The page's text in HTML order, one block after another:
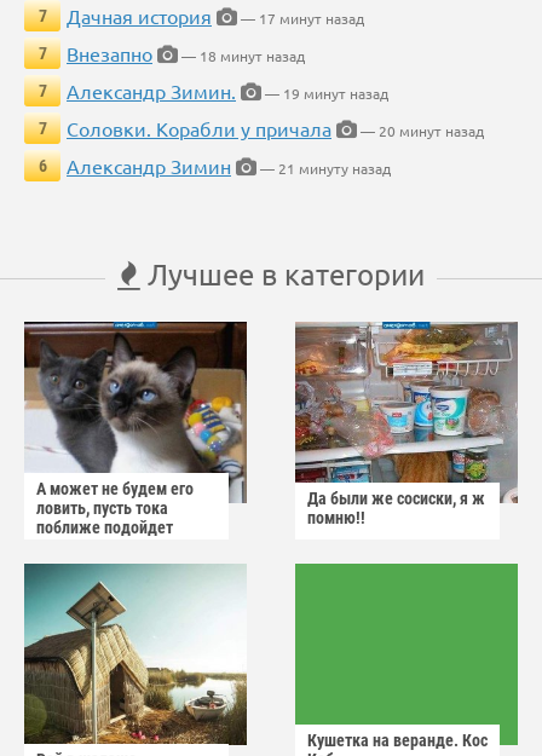
7
Дачная история
— 17 минут назад
7
Внезапно
— 18 минут назад
7
Александр Зимин.
— 19 минут назад
7
Соловки. Корабли у причала
— 20 минут назад
6
Александр Зимин — 21 минуту назад
Лучшее в категории
А может не будем его
ловить, пусть тока
поближе подойдет
Да были же сосиски, я ж
помню!!
Кушетка на веранде. Кос